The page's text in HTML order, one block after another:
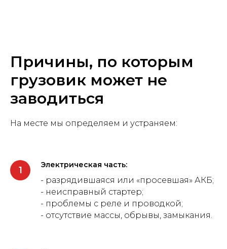
Причины, по которым
грузовик может не
заводиться
На месте мы определяем и устраняем:
Электрическая часть:
- разрядившаяся или «просевшая» АКБ;
- неисправный стартер;
- проблемы с реле и проводкой;
- отсутствие массы, обрывы, замыкания.